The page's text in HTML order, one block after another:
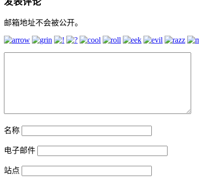
邮箱地址不会被公开。
名称
电子邮件
站点